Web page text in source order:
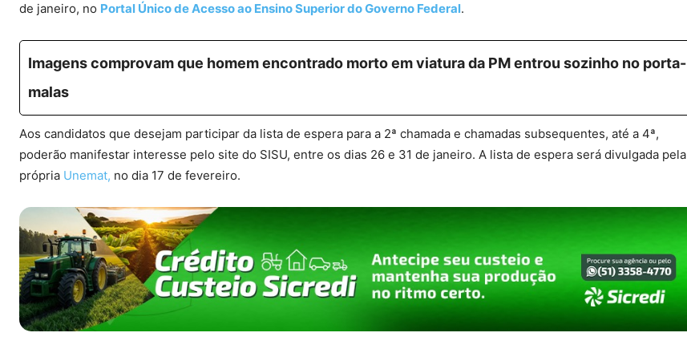
de janeiro, no Portal Único de Acesso ao Ensino Superior do Governo Federal.
Imagens comprovam que homem encontrado morto em viatura da PM entrou sozinho no porta-
malas
Aos candidatos que desejam participar da lista de espera para a 2ª chamada e chamadas subsequentes, até a 4ª,
poderão manifestar interesse pelo site do SISU, entre os dias 26 e 31 de janeiro. A lista de espera será divulgada pela
própria Unemat, no dia 17 de fevereiro.